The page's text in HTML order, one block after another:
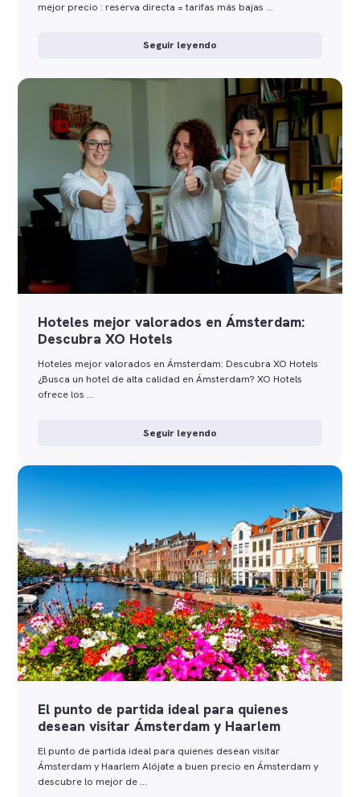
mejor precio : reserva directa = tarifas más bajas …
Seguir leyendo
Hoteles mejor valorados en Ámsterdam:
Descubra XO Hotels
Hoteles mejor valorados en Ámsterdam: Descubra XO Hotels
¿Busca un hotel de alta calidad en Ámsterdam? XO Hotels
ofrece los …
Seguir leyendo
El punto de partida ideal para quienes
desean visitar Ámsterdam y Haarlem
El punto de partida ideal para quienes desean visitar
Ámsterdam y Haarlem Alójate a buen precio en Ámsterdam y
descubre lo mejor de …